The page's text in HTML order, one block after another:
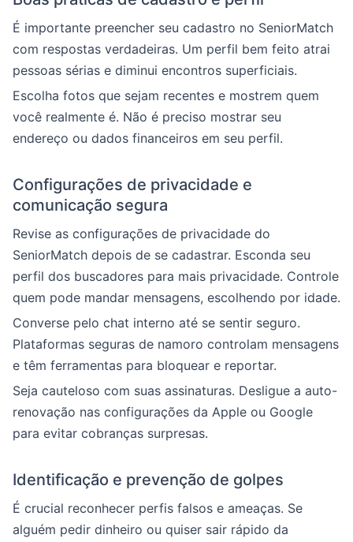
É importante preencher seu cadastro no SeniorMatch
com respostas verdadeiras. Um perfil bem feito atrai
pessoas sérias e diminui encontros superficiais.
Escolha fotos que sejam recentes e mostrem quem
você realmente é. Não é preciso mostrar seu
endereço ou dados financeiros em seu perfil.
Configurações de privacidade e
comunicação segura
Revise as configurações de privacidade do
SeniorMatch depois de se cadastrar. Esconda seu
perfil dos buscadores para mais privacidade. Controle
quem pode mandar mensagens, escolhendo por idade.
Converse pelo chat interno até se sentir seguro.
Plataformas seguras de namoro controlam mensagens
e têm ferramentas para bloquear e reportar.
Seja cauteloso com suas assinaturas. Desligue a auto-
renovação nas configurações da Apple ou Google
para evitar cobranças surpresas.
Identificação e prevenção de golpes
É crucial reconhecer perfis falsos e ameaças. Se
alguém pedir dinheiro ou quiser sair rápido da